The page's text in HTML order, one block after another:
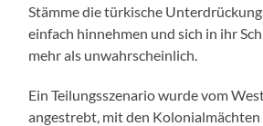
Stämme die türkische
einfach hinnehmen und sich in ihr
mehr als unwahrscheinlich.
Ein Teilungsszenario wurde vom
angestrebt, mit den